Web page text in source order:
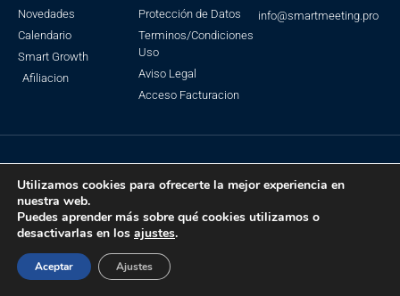
Novedades
Calendario
Smart Growth
Afiliacion
Protección de Datos
Terminos/Condiciones
Uso
Aviso Legal
Acceso Facturacion
info@smartmeeting.pro
Made with ❤ by IsmaSEO
Utilizamos cookies para ofrecerte la mejor experiencia en
nuestra web.
Puedes aprender más sobre qué cookies utilizamos o
desactivarlas en los ajustes.
Aceptar Ajustes